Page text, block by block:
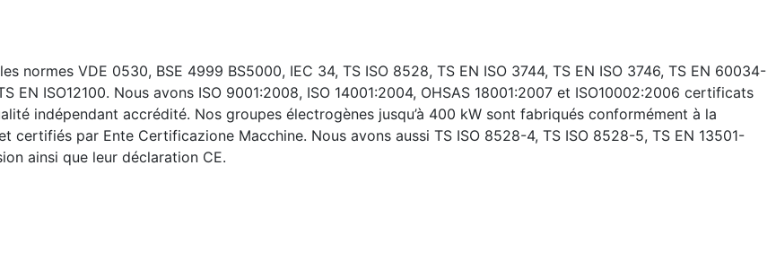
VDE 0530, BSE 4999 BS5000, IEC 34, TS ISO 8528, TS EN ISO 3744, TS EN ISO 3746, TS EN 60034-
EN ISO12100. Nous avons ISO 9001:2008, ISO 14001:2004, OHSAS 18001:2007 et ISO10002:2006 certificats
indépendant accrédité. Nos groupes électrogènes jusqu’à 400 kW sont fabriqués conformément à la
certifiés par Ente Certificazione Macchine. Nous avons aussi TS ISO 8528-4, TS ISO 8528-5, TS EN 13501-
ainsi que leur déclaration CE.